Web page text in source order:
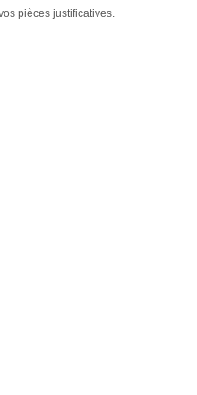
pièces justificatives.